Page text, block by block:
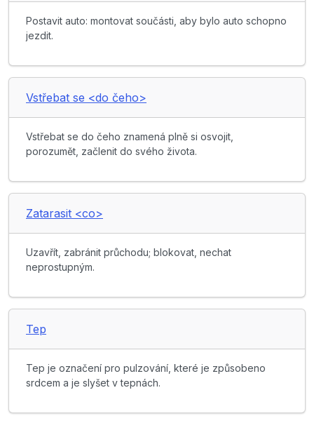
Postavit auto: montovat součásti, aby bylo auto schopno
jezdit.
Vstřebat se <do čeho>
Vstřebat se do čeho znamená plně si osvojit,
porozumět, začlenit do svého života.
Zatarasit <co>
Uzavřít, zabránit průchodu; blokovat, nechat
neprostupným.
Tep
Tep je označení pro pulzování, které je způsobeno
srdcem a je slyšet v tepnách.